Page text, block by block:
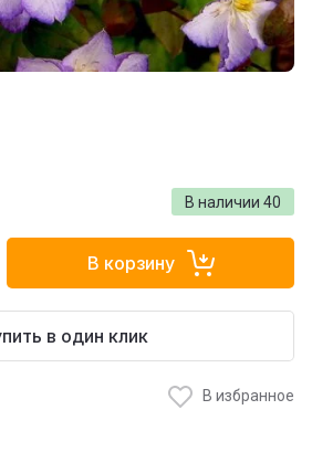
В наличии 40
В корзину
в один клик
В избранное